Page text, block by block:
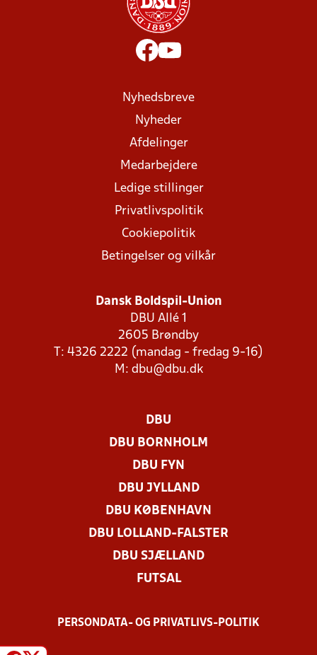
Nyhedsbreve
Nyheder
Afdelinger
Medarbejdere
Ledige stillinger
Privatlivspolitik
Cookiepolitik
Betingelser og vilkår
Dansk Boldspil-Union
DBU Allé 1
2605 Brøndby
T: 4326 2222 (mandag - fredag 9-16)
M: dbu@dbu.dk
DBU
DBU BORNHOLM
DBU FYN
DBU JYLLAND
DBU KØBENHAVN
DBU LOLLAND-FALSTER
DBU SJÆLLAND
FUTSAL
PERSONDATA- OG PRIVATLIVS-POLITIK